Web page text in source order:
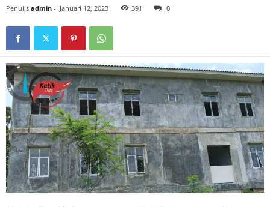
Penulis admin - Januari 12, 2023 391 0